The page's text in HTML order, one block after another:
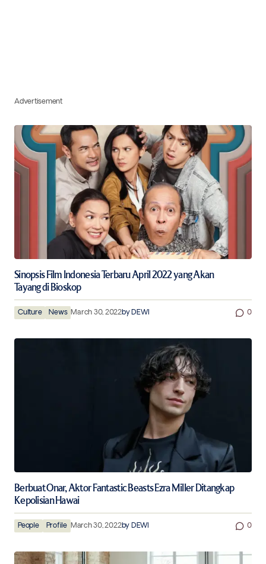
Advertisement
Sinopsis Film Indonesia Terbaru April 2022 yang Akan
Tayang di Bioskop
Culture News March 30, 2022byDEWI 0
Berbuat Onar, Aktor Fantastic Beasts Ezra Miller Ditangkap
Kepolisian Hawai
People Profile March 30, 2022by DEWI 0